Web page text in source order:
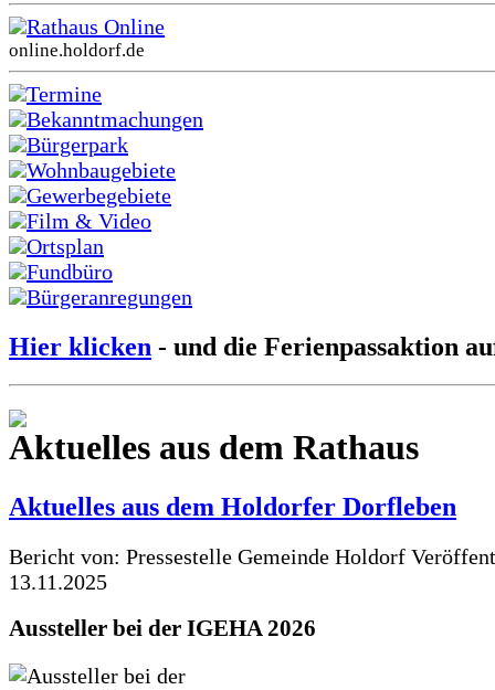
Rathaus Online
online.holdorf.de
Termine
Bekanntmachungen
Bürgerpark
Wohnbaugebiete
Gewerbegebiete
Film & Video
Ortsplan
Fundbüro
Bürgeranregungen
Hier klicken - und die Ferienpassaktion
Aktuelles aus dem Rathaus
Aktuelles aus dem Holdorfer Dorfleben
Bericht von: Pressestelle Gemeinde Holdorf
13.11.2025
Aussteller bei der IGEHA 2026